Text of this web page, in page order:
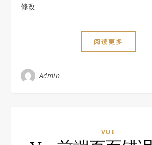
修改
阅读更多
Admin
VUE